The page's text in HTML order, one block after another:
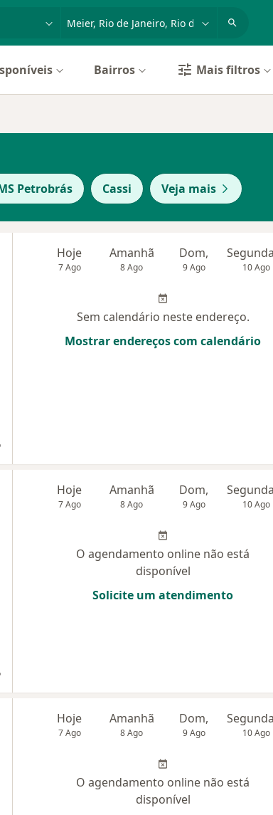
Bairros Mais filtros
Petrobrás Cassi Veja mais
Hoje
7 Ago
Amanhã
8 Ago
Dom,
9 Ago 10 Ago
Sem calendário neste endereço.
Mostrar endereços com calendário
Hoje
7 Ago
Amanhã
8 Ago
Dom,
9 Ago 10 Ago
O agendamento online não está
disponível
Solicite um atendimento
Hoje
7 Ago
Amanhã
8 Ago
Dom,
9 Ago 10 Ago
O agendamento online não está
disponível